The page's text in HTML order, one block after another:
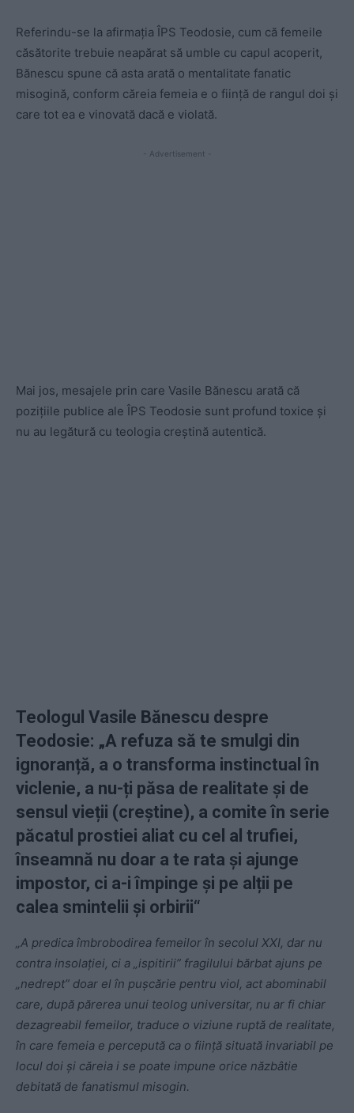
Referindu-se la afirmația ÎPS Teodosie, cum că femeile
căsătorite trebuie neapărat să umble cu capul acoperit,
Bănescu spune că asta arată o mentalitate fanatic
misogină, conform căreia femeia e o ființă de rangul doi și
care tot ea e vinovată dacă e violată.
- Advertisement -
Mai jos, mesajele prin care Vasile Bănescu arată că
pozițiile publice ale ÎPS Teodosie sunt profund toxice și
nu au legătură cu teologia creștină autentică.
Teologul Vasile Bănescu despre
Teodosie: „A refuza să te smulgi din
ignoranță, a o transforma instinctual în
viclenie, a nu-ți păsa de realitate și de
sensul vieții (creștine), a comite în serie
păcatul prostiei aliat cu cel al trufiei,
înseamnă nu doar a te rata și ajunge
impostor, ci a-i împinge și pe alții pe
calea smintelii și orbirii“
„A predica îmbrobodirea femeilor în secolul XXI, dar nu
contra insolației, ci a „ispitirii” fragilului bărbat ajuns pe
„nedrept” doar el în pușcărie pentru viol, act abominabil
care, după părerea unui teolog universitar, nu ar fi chiar
dezagreabil femeilor, traduce o viziune ruptă de realitate,
în care femeia e percepută ca o ființă situată invariabil pe
locul doi și căreia i se poate impune orice năzbâtie
debitată de fanatismul misogin.